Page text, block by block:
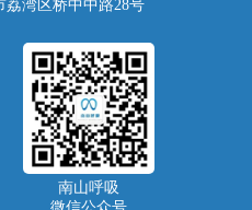
荔湾区桥中中路28号
南山呼吸